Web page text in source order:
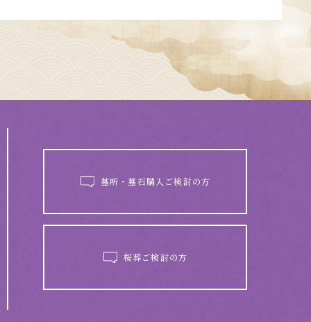
墓所・墓石購入ご検討の方
桜葬ご検討の方